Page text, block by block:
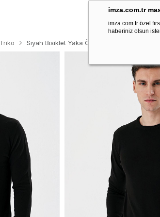
imza.com.tr
imza.com.tr özel
haberiniz olsun
Siyah Bisiklet Yaka Örme Pamuklu Comfort